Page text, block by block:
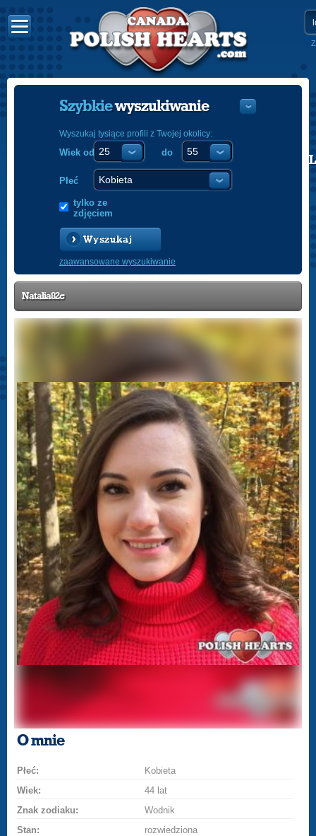
POLISH
Szybkiewyszukiwanie
Wyszukaj tysiące profili z Twojej okolicy:
Wiek od do
Płeć
tylko ze
zdjęciem
Wyszukaj
zaawansowane wyszukiwanie
Natalia82c
O mnie
Płeć:
Kobieta
Wiek:
44 lat
Znak zodiaku:
Wodnik
Stan:
rozwiedziona